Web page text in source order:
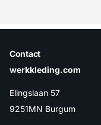
Contact
werkkleding.com
Elingslaan 57
9251MN Burgum